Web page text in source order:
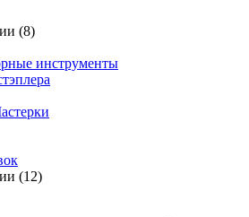
(8)
инструменты
(12)